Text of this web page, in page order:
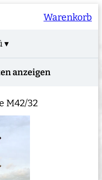
Warenkorb
▾
anzeigen
M42/32